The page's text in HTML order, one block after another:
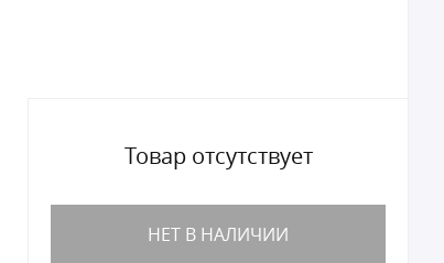
Товар отсутствует
НЕТ В НАЛИЧИИ